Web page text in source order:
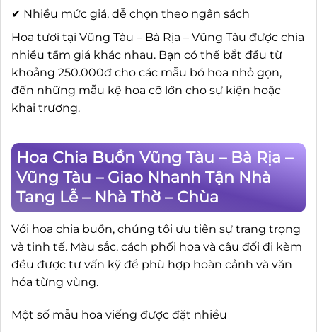
✔ Nhiều mức giá, dễ chọn theo ngân sách
Hoa tươi tại Vũng Tàu – Bà Rịa – Vũng Tàu được chia
nhiều tầm giá khác nhau. Bạn có thể bắt đầu từ
khoảng 250.000đ cho các mẫu bó hoa nhỏ gọn,
đến những mẫu kệ hoa cỡ lớn cho sự kiện hoặc
khai trương.
Hoa Chia Buồn Vũng Tàu – Bà Rịa –
Vũng Tàu – Giao Nhanh Tận Nhà
Tang Lễ – Nhà Thờ – Chùa
Với hoa chia buồn, chúng tôi ưu tiên sự trang trọng
và tinh tế. Màu sắc, cách phối hoa và câu đối đi kèm
đều được tư vấn kỹ để phù hợp hoàn cảnh và văn
hóa từng vùng.
Một số mẫu hoa viếng được đặt nhiều